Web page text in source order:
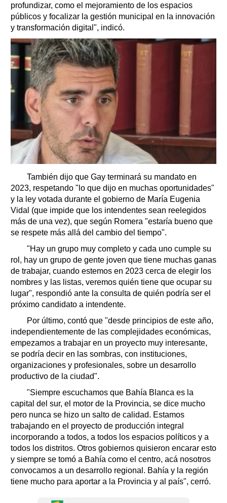
profundizar, como el mejoramiento de los espacios
públicos y focalizar la gestión municipal en la innovación
y transformación digital", indicó.
También dijo que Gay terminará su mandato en
2023, respetando "lo que dijo en muchas oportunidades"
y la ley votada durante el gobierno de María Eugenia
Vidal (que impide que los intendentes sean reelegidos
más de una vez), que según Romera "estaría bueno que
se respete más allá del cambio del tiempo".
"Hay un grupo muy completo y cada uno cumple su
rol, hay un grupo de gente joven que tiene muchas ganas
de trabajar, cuando estemos en 2023 cerca de elegir los
nombres y las listas, veremos quién tiene que ocupar su
lugar", respondió ante la consulta de quién podría ser el
próximo candidato a intendente.
Por último, contó que "desde principios de este año,
independientemente de las complejidades económicas,
empezamos a trabajar en un proyecto muy interesante,
se podría decir en las sombras, con instituciones,
organizaciones y profesionales, sobre un desarrollo
productivo de la ciudad".
"Siempre escuchamos que Bahía Blanca es la
capital del sur, el motor de la Provincia, se dice mucho
pero nunca se hizo un salto de calidad. Estamos
trabajando en el proyecto de producción integral
incorporando a todos, a todos los espacios políticos y a
todos los distritos. Otros gobiernos quisieron encarar esto
y siempre se tomó a Bahía como el centro, acá nosotros
convocamos a un desarrollo regional. Bahía y la región
tiene mucho para aportar a la Provincia y al país", cerró.